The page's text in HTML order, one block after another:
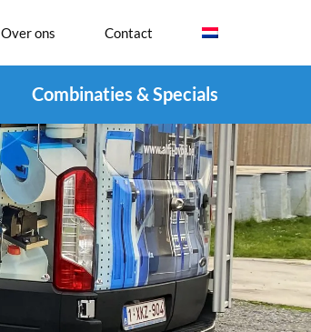
Over ons Contact
Combinaties & Specials